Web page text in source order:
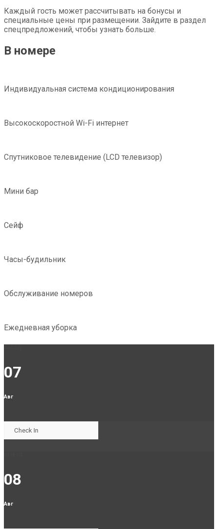
Каждый гость может рассчитывать на бонусы и
специальные цены при размещении. Зайдите в раздел
спецпредложений, чтобы узнать больше.
В номере
Индивидуальная система кондиционирования
Высокоскоростной Wi-Fi интернет
Спутниковое телевидение (LCD телевизор)
Мини бар
Сейф
Часы-будильник
Обслуживание номеров
Ежедневная уборка
07
Авг
08
Авг